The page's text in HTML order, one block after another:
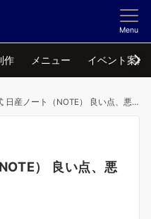
Menu
作 メニュー イベント案内
日産ノート（NOTE） 良い点、悪い点
） 良い点、悪